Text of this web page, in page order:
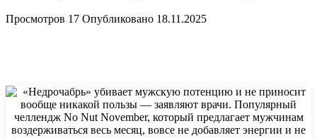
Просмотров 17 Опубликовано 18.11.2025